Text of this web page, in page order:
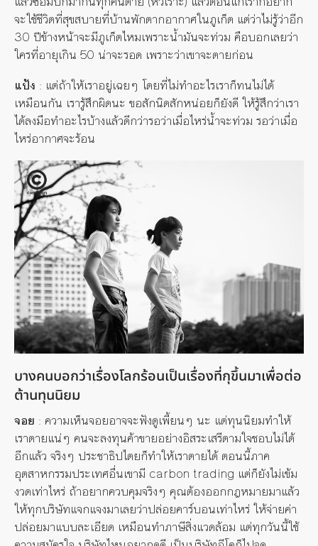
จะใช้ชีวิตที่สุขสบายที่บ้านพักตากอากาศในภูเก็ต แต่ว่าไม่รู้ว่าอีก
30 ปีข้างหน้าจะมีภูเก็ตไหมเพราะน้ำมันจะท่วม คือบอกเลยว่า
ใครที่อายุเกิน 50 น่าจะรอด เพราะว่าเขาจะตายก่อน
แป้ง : แต่ถ้าให้เราอยู่เฉยๆ โดยที่ไม่ทำอะไรเราก็ทนไม่ได้
เหมือนกัน เรารู้สึกผิดนะ ขอสักนิดสักหน่อยก็ยังดี ให้รู้สึกว่าเรา
ได้ลงมือทำอะไรบ้างแล้วดีกว่ารอว่าเมื่อไหร่น้ำจะท่วม รอว่าเมื่อ
ไหร่อากาศจะร้อน
บางคนบอกว่าเรื่องโลกร้อนเป็นเรื่องที่กุขึ้นมาเพื่อต่อ
ต้านทุนนิยม
จอย : ความเห็นจอยอาจจะฟังดูเพี้ยนๆ นะ แต่ทุนนิยมทำให้
เราตายแน่ๆ คนจะลงทุนค้าขายอย่างอิสระเสรีตามใจชอบไม่ได้
อีกแล้ว จริงๆ ประชาธิปไตยก็ทำให้เราตายได้ ตอนนี้ภาค
อุตสาหกรรมประเทศอื่นเขามี carbon trading แต่ก็ยังไม่เข้ม
งวดเท่าไหร่ ถ้าอยากควบคุมจริงๆ คุณต้องออกกฎหมายมาแล้ว
ให้ทุกบริษัทแจกแจงมาเลยว่าปล่อยคาร์บอนเท่าไหร่ ให้จ่ายค่า
ปล่อยมาแบบละเอียด เหมือนทำภาษีสิ่งแวดล้อม แต่ทุกวันนี้ใช้